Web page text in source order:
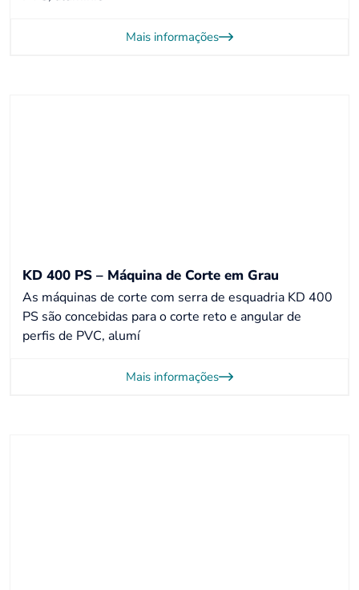
Mais informações
KD 400 PS – Máquina de Corte em Grau
As máquinas de corte com serra de esquadria KD 400
PS são concebidas para o corte reto e angular de
perfis de PVC, alumí
Mais informações